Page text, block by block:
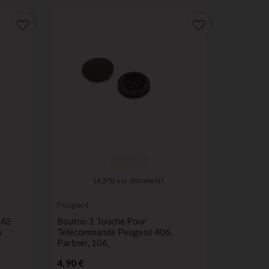
( 4,2/ 5) sur 20note(s)
Peugeot
Bouton 1 Touche Pour
Télécommande Peugeot 406,
Partner, 106,
4,90 €